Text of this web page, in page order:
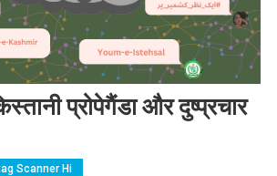
प्रोपेगैंडा और दुष्प्रचार
Scanner Hi